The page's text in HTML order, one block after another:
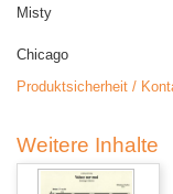
Misty
Chicago
Produktsicherheit /
Weitere Inhalte